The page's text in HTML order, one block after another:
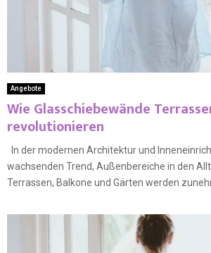
Angebote
Wie Glasschiebewände
revolutionieren
In der modernen Architektur und
wachsenden Trend, Außenbereiche in den
Terrassen, Balkone und Gärten werden